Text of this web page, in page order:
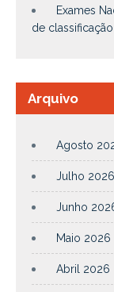
Exames
de
Arquivo
Agosto
Julho 2026
Junho
Maio 2026
Abril 2026